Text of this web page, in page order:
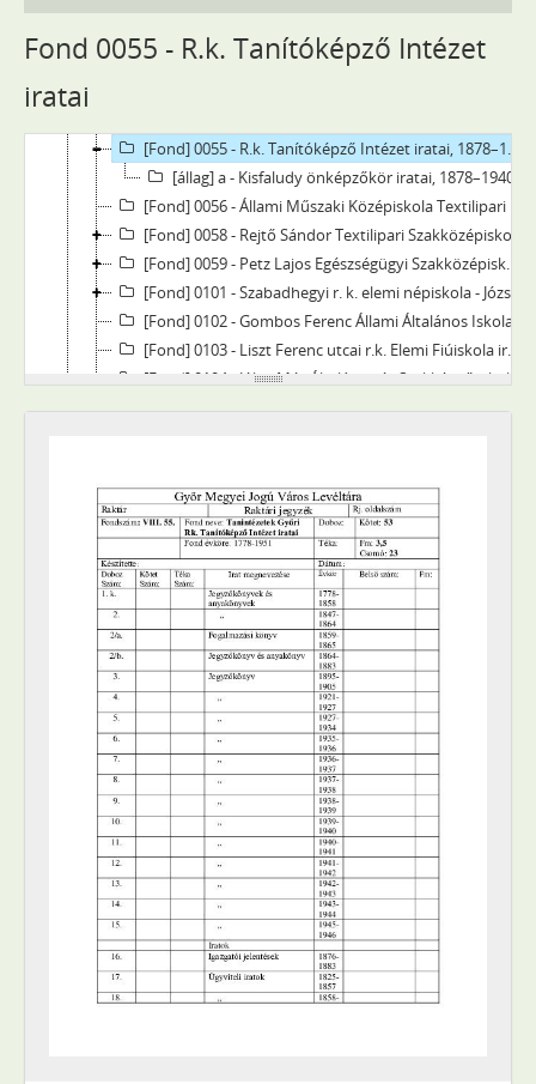
Fond 0055 - R.k. Tanítóképző Intézet
iratai
[fondfőcsoport] VIII - Intézetek, intézmények, 1894–2013
[Fond] 0051 - Győr Város Fiú Felsőkereskedelmi Iskolájának iratai, 1894–1946
[Fond] 0055 - R.k. Tanítóképző Intézet iratai, 1878–1940
[állag] a - Kisfaludy önképzőkör iratai, 1878–1940
[Fond] 0056 - Állami Műszaki Középiskola Textilipari Tagozat anyakönyvei, 1947–1949
[Fond] 0058 - Rejtő Sándor Textilipari Szakközépiskola és Szakmunkásképző Iskola Iratai, 1949–2003
[Fond] 0059 - Petz Lajos Egészségügyi Szakközépiskola és Szakmunkás iskola, 1957–2006
[Fond] 0101 - Szabadhegyi r. k. elemi népiskola - József Attila (Szabadhegy) Állami általános iskola iratai, 1893–1997
[Fond] 0102 - Gombos Ferenc Állami Általános Iskola iratai, 1948–1993
[Fond] 0103 - Liszt Ferenc utcai r.k. Elemi Fiúiskola iratai, 1945–1948
[Fond] 0104 - Jókai Mór Általános és Szakképző iskola iratai, 1980–2013
[Fond] 0105 - Qvantum magán szakképző iskola iratai, 1990–2013
[Fond] 0303 - Lukács Sándor Szakmunkásképző Iskola, 1950–1975
[Fond] 0300 - Kossuth Lajos Ipari Szakképző Iskola, Kollégium és Felnőttek Középiskolája iratai, 1949–1957
[Fond] 0601 - Győri Szombathelyi Szövő tanfolyam anyakönyvei, 1927–1947
[Fond] 0751 - Győr Városi Televízió iratai, 1985–1991
[Fond] 0752 - Petőfi Sándor Városi Művelődési Központ iratai, 1973–1995
[Fond] 0753 - A levéltár ügyviteli iratai, 1993–2010
[Fond] 0754 - Győr Városi Sport Igazgatóság iratai, 1971–2013
[fondfőcsoport] IX - Testületek, 1937–1992
[fondfőcsoport] X - Egyesületek, pártok, 1827–2015
[fondfőcsoport] XI - Gazdasági szervek, 1939–1945
[fondfőcsoport] XIV - Személyek, 1959–1994
[fondfőcsoport] XV - Gyűjtemények, 1322–2016
[fondfőcsoport] XVI - A Népköztársaság és a Tanácsköztársaság forradalmi szervei, 1919
[fondfőcsoport] XXIII - Tanácsok, 1950–1990
[fondfőcsoport] XXIX - Vállalatok, 1958–1997
[fondfőcsoport] XXXIII - Külön intézkedéssel levéltárba utalt iratok, 1895–2010
[fondfőcsoport] XXXVII - Megyei jogú városi önkormányzat, 1990–1995